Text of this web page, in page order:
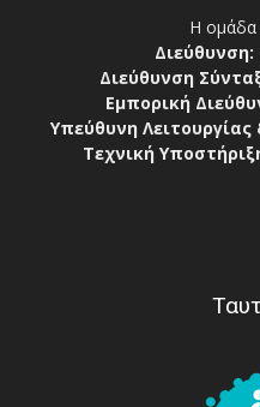
Η ομάδα
Διεύθυνση:
Διεύθυνση
Εμπορική
Υπεύθυνη
Τεχνική